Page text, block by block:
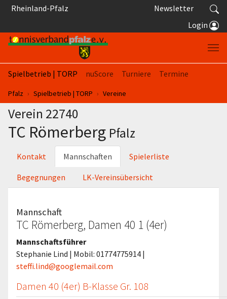
Springe zum Seiteninhalt
Rheinland-Pfalz
Newsletter
Login
Spielbetrieb | TORP nuScore Turniere
Termine
Sie sind hier:
Pfalz Spielbetrieb | TORP Vereine
Verein 22740
TC Römerberg Pfalz
Kontakt Mannschaften Spielerliste
Begegnungen LK-Vereinsübersicht
Mannschaft
TC Römerberg, Damen 40 1 (4er)
Mannschaftsführer
Stephanie Lind | Mobil: 01774775914 |
steffi.lind@googlemail.com
Damen 40 (4er) B-Klasse Gr. 108